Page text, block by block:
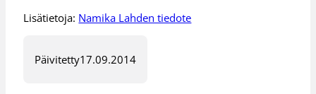
Lisätietoja: Namika Lahden tiedote
Päivitetty17.09.2014